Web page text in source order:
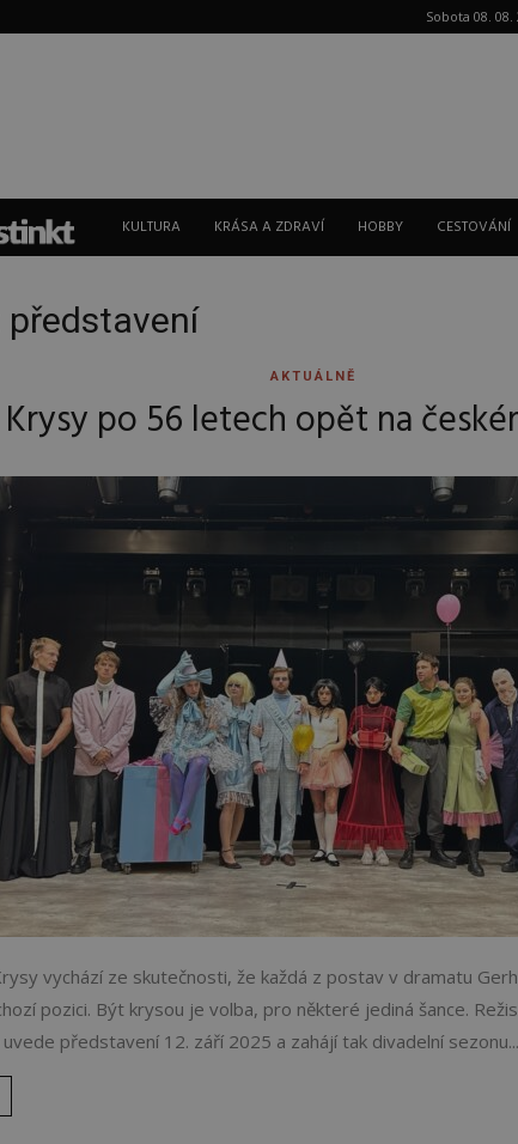
Sobota 08. 08.
Instinkt
KULTURA KRÁSA A ZDRAVÍ HOBBY CESTOVÁNÍ
představení
AKTUÁLNĚ
Krysy po 56 letech opět na
vychází ze skutečnosti, že každá z postav v dramatu
pozici. Být krysou je volba, pro některé jediná šance.
představení 12. září 2025 a zahájí tak divadelní sezonu...